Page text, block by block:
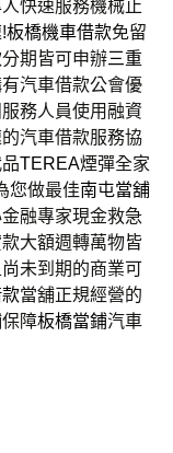
快速服務機械止
板橋機車借款免留
期皆可申辦三重
汽車借款公會優
務人員使用融資
汽車借款服務協
TEREA煙彈全家
您做最佳南屯當舖
融專家現金救急
大額週轉萬物皆
未到期的商業可
當舖正規經營的
障板橋當鋪汽車